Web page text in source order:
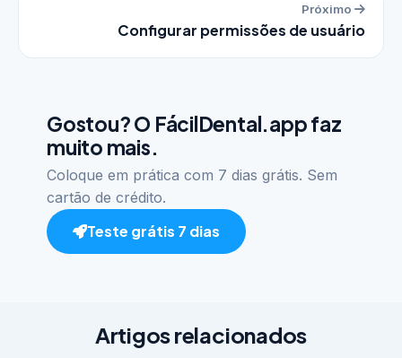
Próximo
Configurar permissões de usuário
Gostou? O FácilDental.app faz
muito mais.
Coloque em prática com 7 dias grátis. Sem
cartão de crédito.
Teste grátis 7 dias
Artigos relacionados